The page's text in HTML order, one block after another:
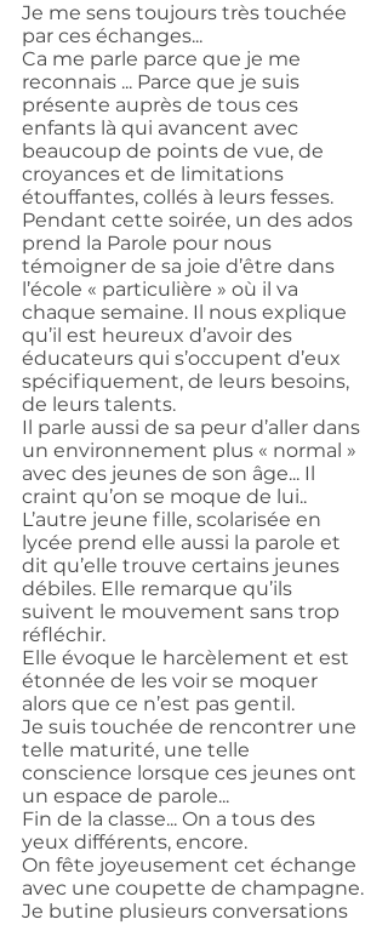
Je me sens toujours très touchée
par ces échanges...
Ca me parle parce que je me
reconnais ... Parce que je suis
présente auprès de tous ces
enfants là qui avancent avec
beaucoup de points de vue, de
croyances et de limitations
étouffantes, collés à leurs fesses.
Pendant cette soirée, un des ados
prend la Parole pour nous
témoigner de sa joie d’être dans
l’école « particulière » où il va
chaque semaine. Il nous explique
qu’il est heureux d’avoir des
éducateurs qui s’occupent d’eux
spécifiquement, de leurs besoins,
de leurs talents.
Il parle aussi de sa peur d’aller dans
un environnement plus « normal »
avec des jeunes de son âge... Il
craint qu’on se moque de lui..
L’autre jeune fille, scolarisée en
lycée prend elle aussi la parole et
dit qu’elle trouve certains jeunes
débiles. Elle remarque qu’ils
suivent le mouvement sans trop
réfléchir.
Elle évoque le harcèlement et est
étonnée de les voir se moquer
alors que ce n’est pas gentil.
Je suis touchée de rencontrer une
telle maturité, une telle
conscience lorsque ces jeunes ont
un espace de parole...
Fin de la classe... On a tous des
yeux différents, encore.
On fête joyeusement cet échange
avec une coupette de champagne.
Je butine plusieurs conversations